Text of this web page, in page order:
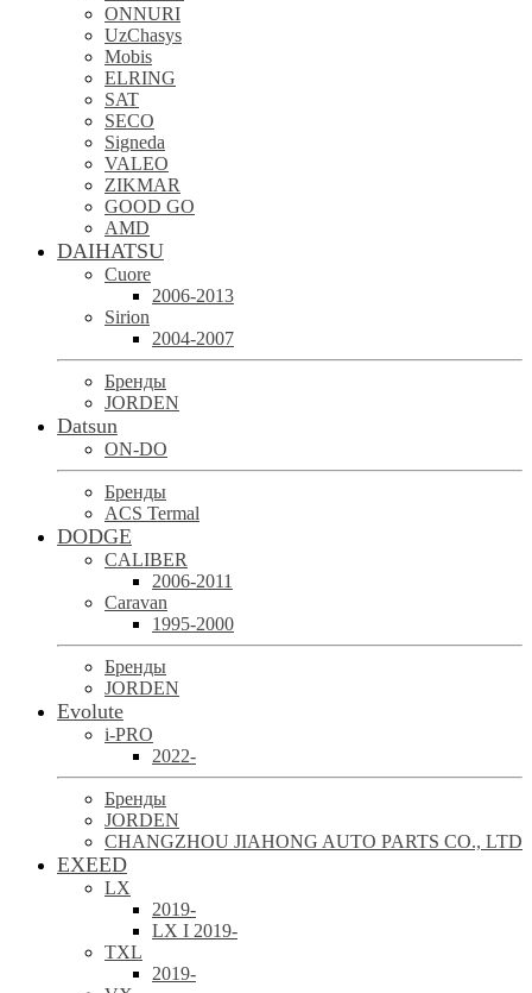
ONNURI
UzChasys
Mobis
ELRING
SAT
SECO
Signeda
VALEO
ZIKMAR
GOOD GO
AMD
DAIHATSU
Cuore
2006-2013
Sirion
2004-2007
Бренды
JORDEN
Datsun
ON-DO
Бренды
ACS Termal
DODGE
CALIBER
2006-2011
Caravan
1995-2000
Бренды
JORDEN
Evolute
i-PRO
2022-
Бренды
JORDEN
CHANGZHOU JIAHONG AUTO PARTS CO., LTD
EXEED
LX
2019-
LX I 2019-
TXL
2019-